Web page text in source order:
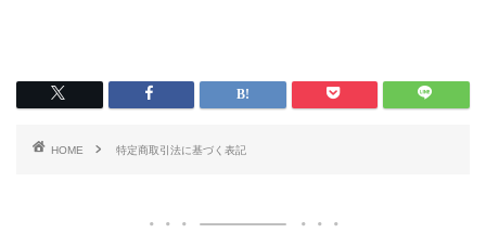
HOME 特定商取引法に基づく表記